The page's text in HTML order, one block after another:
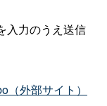
入力のうえ送信
外部サイト）